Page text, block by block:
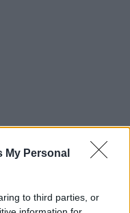
My Personal
to third parties, or